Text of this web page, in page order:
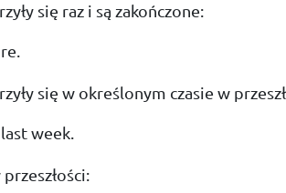
się raz i są zakończone:
się w określonym czasie w
week.